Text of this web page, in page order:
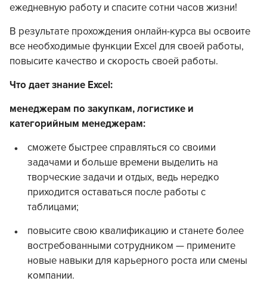
ежедневную работу и спасите сотни часов жизни!
В результате прохождения онлайн-курса вы освоите
все необходимые функции Excel для своей работы,
повысите качество и скорость своей работы.
Что дает знание Excel:
менеджерам по закупкам, логистике и
категорийным менеджерам:
сможете быстрее справляться со своими
задачами и больше времени выделить на
творческие задачи и отдых, ведь нередко
приходится оставаться после работы с
таблицами;
повысите свою квалификацию и станете более
востребованными сотрудником — примените
новые навыки для карьерного роста или смены
компании.